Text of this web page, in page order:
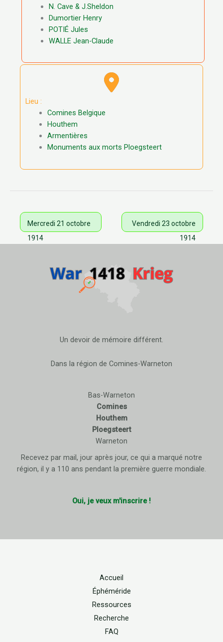
N. Cave & J.Sheldon
Dumortier Henry
POTIÉ Jules
WALLE Jean-Claude
Lieu :
Comines Belgique
Houthem
Armentières
Monuments aux morts Ploegsteert
Mercredi 21 octobre
1914
Vendredi 23 octobre
1914
Un devoir de mémoire différent.
Dans la région de Comines-Warneton
Bas-Warneton
Comines
Houthem
Ploegsteert
Warneton
Recevez par mail, jour après jour, ce qui a marqué notre
région, il y a 110 ans pendant la première guerre mondiale.
Oui, je veux m'inscrire !
Accueil
Éphéméride
Ressources
Recherche
FAQ